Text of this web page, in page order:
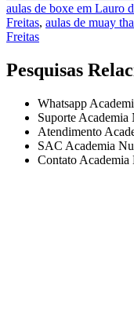
aulas de boxe em Lauro
Freitas, aulas de muay
Freitas
Pesquisas
Whatsapp
Suporte Academia
Atendimento
SAC Academia
Contato Academia